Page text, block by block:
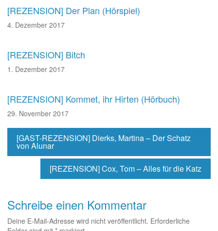
[REZENSION] Der Plan (Hörspiel)
4. Dezember 2017
[REZENSION] Bitch
1. Dezember 2017
[REZENSION] Kommet, ihr Hirten (Hörbuch)
29. November 2017
[GAST-REZENSION] Dierks, Martina – Der Schatz
von Alunar
[REZENSION] Cox, Tom – Alles für die Katz
Schreibe einen Kommentar
Deine E-Mail-Adresse wird nicht veröffentlicht. Erforderliche